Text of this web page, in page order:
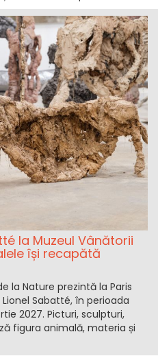
la Muzeul Vânătorii
își recapătă
la Nature prezintă la Paris
Sabatté, în perioada
2027. Picturi, sculpturi,
figura animală, materia și